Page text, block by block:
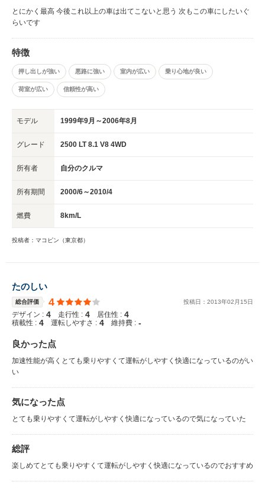
とにかく最高 今後これ以上の車は出てこないと思う 次もこの車にしたいぐ
らいです
特徴
押し出しが強い 悪路に強い 室内が広い 乗り心地が良い
荷室が広い 信頼性が高い
モデル 1999年9月～2006年8月
グレード 2500 LT 8.1 V8 4WD
所有者 自分のクルマ
所有期間 2000/6～2010/4
燃費 8km/L
投稿者：マコピン（東京都）
たのしい
総合評価 4 投稿日： 2013年02 月 15日
デザイン : 4 走行性 : 4 居住性 : 4
積載性 : 4 運転しやすさ : 4 維持費 : -
良かった点
加速性能が高くとても乗りやすくて運転がしやすく快適になっているのがい
い
気になった点
とても乗りやすくて運転がしやすく快適になっているので気になっていた
総評
楽しめてとても乗りやすくて運転がしやすく快適になっているのでおすすめ